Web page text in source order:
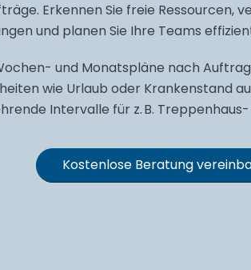
Erkennen Sie freie Ressourcen,
und planen Sie Ihre Teams
und Monatspläne nach
wie Urlaub oder Krankenstand
Intervalle für z. B.
Kostenlose Beratung